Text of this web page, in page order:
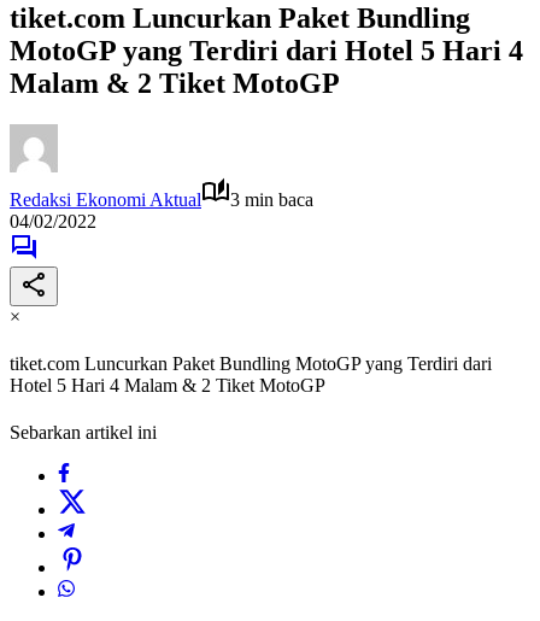
tiket.com Luncurkan Paket Bundling
MotoGP yang Terdiri dari Hotel 5 Hari 4
Malam & 2 Tiket MotoGP
Redaksi Ekonomi Aktual
3 min baca
04/02/2022
×
tiket.com Luncurkan Paket Bundling MotoGP yang Terdiri dari
Hotel 5 Hari 4 Malam & 2 Tiket MotoGP
Sebarkan artikel ini